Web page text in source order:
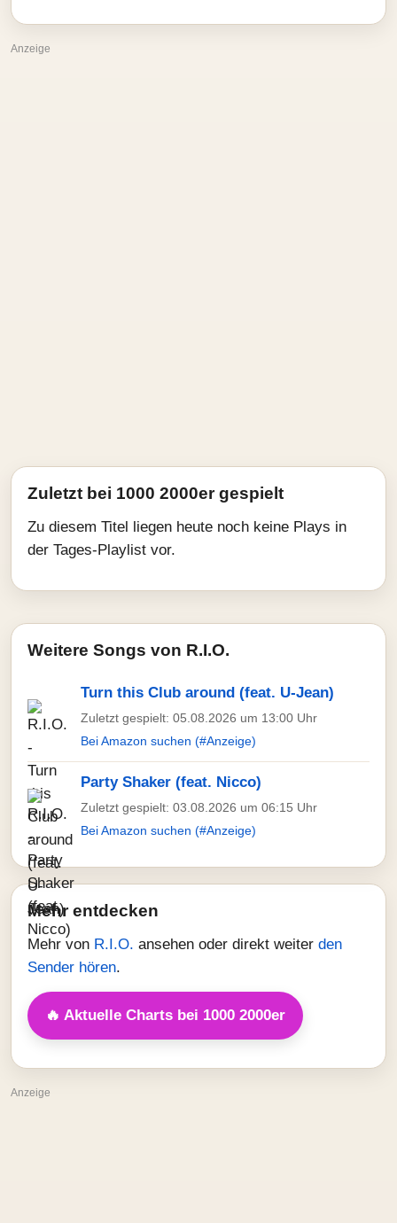
Anzeige
Zuletzt bei 1000 2000er gespielt
Zu diesem Titel liegen heute noch keine Plays in
der Tages-Playlist vor.
Weitere Songs von R.I.O.
Turn this Club around (feat. U-Jean)
Zuletzt gespielt: 05.08.2026 um 13:00 Uhr
Bei Amazon suchen (#Anzeige)
Party Shaker (feat. Nicco)
Zuletzt gespielt: 03.08.2026 um 06:15 Uhr
Bei Amazon suchen (#Anzeige)
Mehr entdecken
Mehr von R.I.O. ansehen oder direkt weiter den
Sender hören.
🔥 Aktuelle Charts bei 1000 2000er
Anzeige